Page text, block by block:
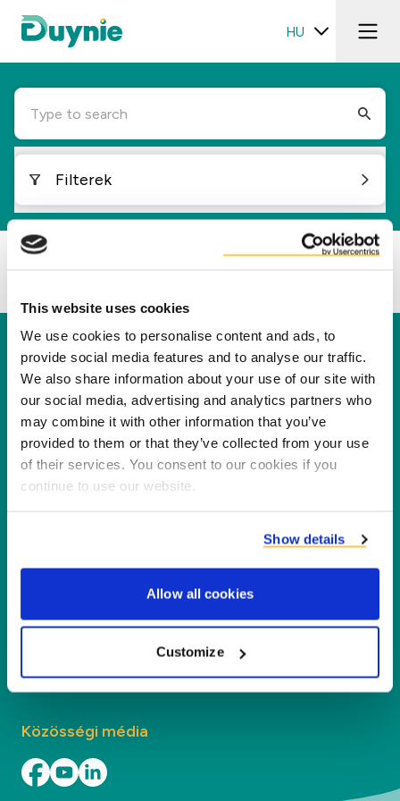
This website uses cookies
We use cookies to personalise content and ads, to
provide social media features and to analyse our traffic.
We also share information about your use of our site with
our social media, advertising and analytics partners who
may combine it with other information that you’ve
provided to them or that they’ve collected from your use
of their services. You consent to our cookies if you
continue to use our website.
Show details
Allow all cookies
Customize
HU
Type to search
Filterek
Loading...
Duynie
A Duynie vezető szerepet tölt be abban, hogy új
értéket teremtsen partnereink és a környezet
számára a melléktermékek új termékekké,
szolgáltatásokká és alkalmazásokká történő
feldolgozásával.
Kapcsolat
Keresse meg a helyi irodánkat
Közösségi média